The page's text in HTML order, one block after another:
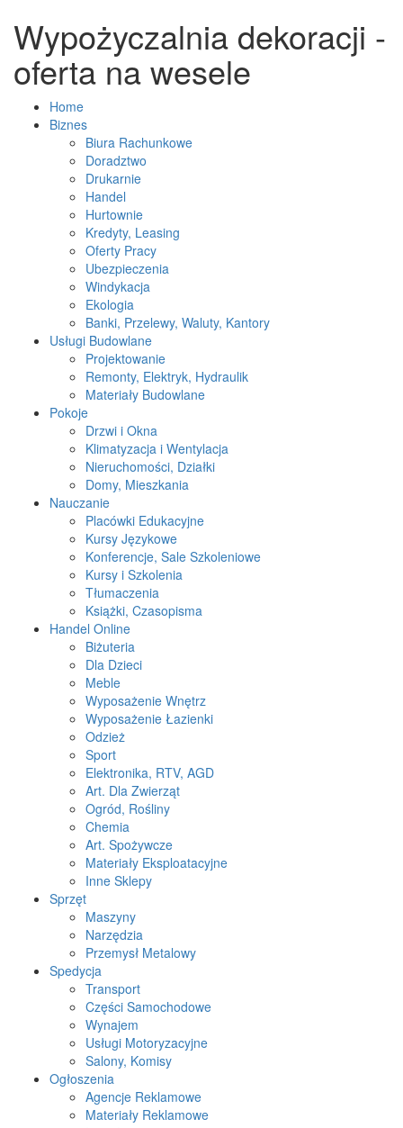
Wypożyczalnia dekoracji -
oferta na wesele
Home
Biznes
Biura Rachunkowe
Doradztwo
Drukarnie
Handel
Hurtownie
Kredyty, Leasing
Oferty Pracy
Ubezpieczenia
Windykacja
Ekologia
Banki, Przelewy, Waluty, Kantory
Usługi Budowlane
Projektowanie
Remonty, Elektryk, Hydraulik
Materiały Budowlane
Pokoje
Drzwi i Okna
Klimatyzacja i Wentylacja
Nieruchomości, Działki
Domy, Mieszkania
Nauczanie
Placówki Edukacyjne
Kursy Językowe
Konferencje, Sale Szkoleniowe
Kursy i Szkolenia
Tłumaczenia
Książki, Czasopisma
Handel Online
Biżuteria
Dla Dzieci
Meble
Wyposażenie Wnętrz
Wyposażenie Łazienki
Odzież
Sport
Elektronika, RTV, AGD
Art. Dla Zwierząt
Ogród, Rośliny
Chemia
Art. Spożywcze
Materiały Eksploatacyjne
Inne Sklepy
Sprzęt
Maszyny
Narzędzia
Przemysł Metalowy
Spedycja
Transport
Części Samochodowe
Wynajem
Usługi Motoryzacyjne
Salony, Komisy
Ogłoszenia
Agencje Reklamowe
Materiały Reklamowe